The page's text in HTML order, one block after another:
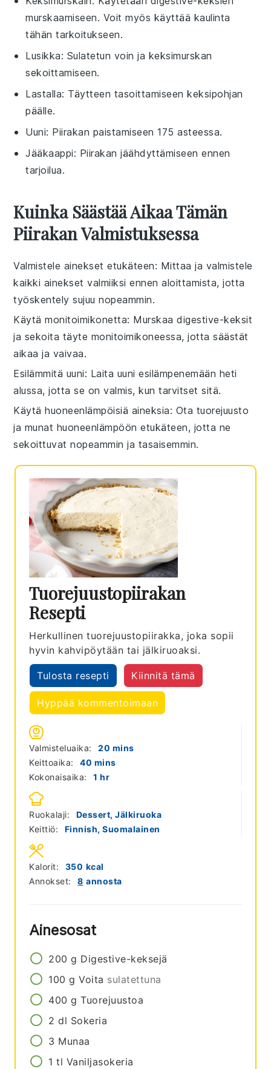
murskaamiseen. Voit myös käyttää kaulinta
tähän tarkoitukseen.
Lusikka: Sulatetun voin ja keksimurskan
sekoittamiseen.
Lastalla: Täytteen tasoittamiseen keksipohjan
päälle.
Uuni: Piirakan paistamiseen 175 asteessa.
Jääkaappi: Piirakan jäähdyttämiseen ennen
tarjoilua.
Kuinka Säästää Aikaa Tämän
Piirakan Valmistuksessa
Valmistele ainekset etukäteen: Mittaa ja valmistele
kaikki ainekset valmiiksi ennen aloittamista, jotta
työskentely sujuu nopeammin.
Käytä monitoimikonetta: Murskaadigestive-keksit
ja sekoita täyte monitoimikoneessa, jotta säästät
aikaa ja vaivaa.
Esilämmitä uuni: Laita uuni esilämpenemään heti
alussa, jotta se on valmis, kun tarvitset sitä.
Käytä huoneenlämpöisiä aineksia: Ota tuorejuusto
ja munat huoneenlämpöön etukäteen, jotta ne
sekoittuvat nopeammin ja tasaisemmin.
Tuorejuustopiirakan
Resepti
Herkullinen tuorejuustopiirakka, joka sopii
hyvin kahvipöytään tai jälkiruoaksi.
Tulosta resepti Kiinnitä tämä
Hyppää kommentoimaan
Valmisteluaika: 20 minutes
mins
Keittoaika:
40 minutes
mins
Kokonaisaika:
1 hour
hr
Ruokalaji:
Dessert, Jälkiruoka
Keittiö:
Finnish, Suomalainen
Annokset: 8 annosta
Kalorit: 350 kcal
Ainesosat
200 g Digestive-keksejä
100 g Voita sulatettuna
400 g Tuorejuustoa
2 dl Sokeria
3 Munaa
1 tl Vaniljasokeria